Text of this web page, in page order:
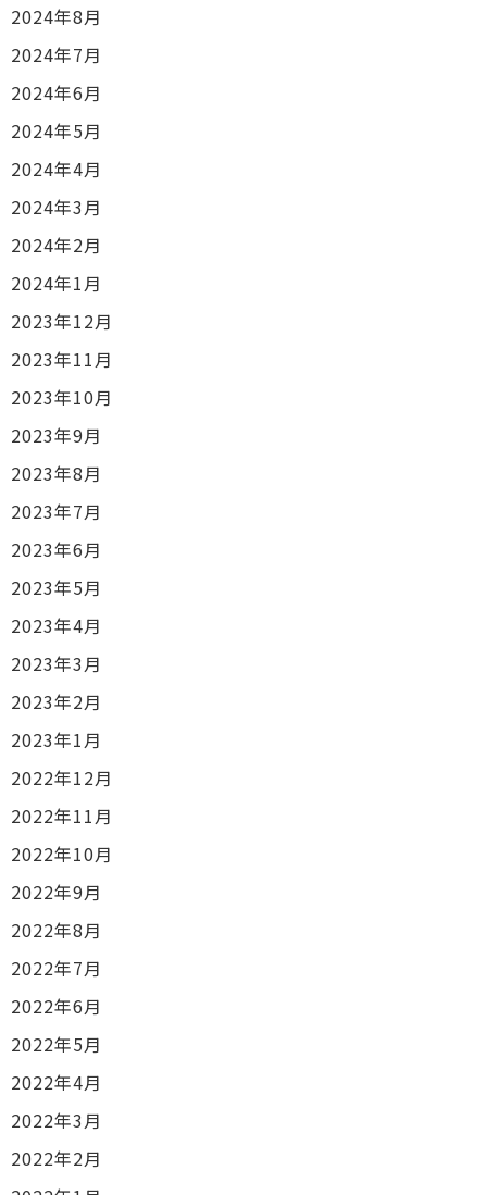
2024年8月
2024年7月
2024年6月
2024年5月
2024年4月
2024年3月
2024年2月
2024年1月
2023年12月
2023年11月
2023年10月
2023年9月
2023年8月
2023年7月
2023年6月
2023年5月
2023年4月
2023年3月
2023年2月
2023年1月
2022年12月
2022年11月
2022年10月
2022年9月
2022年8月
2022年7月
2022年6月
2022年5月
2022年4月
2022年3月
2022年2月